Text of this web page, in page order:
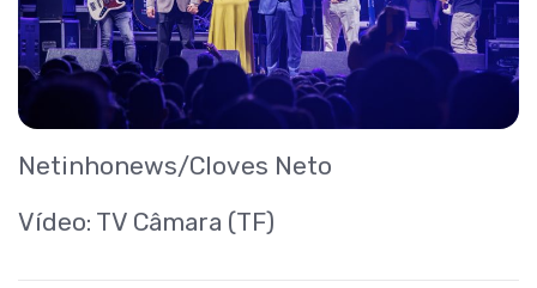
Netinhonews/Cloves Neto
Vídeo: TV Câmara (TF)